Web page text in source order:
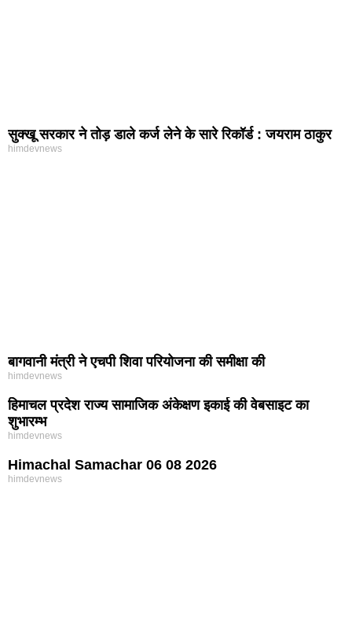
सुक्खू सरकार ने तोड़ डाले कर्ज लेने के सारे रिकॉर्ड : जयराम ठाकुर
himdevnews
बागवानी मंत्री ने एचपी शिवा परियोजना की समीक्षा की
himdevnews
हिमाचल प्रदेश राज्य सामाजिक अंकेक्षण इकाई की वेबसाइट का
शुभारम्भ
himdevnews
Himachal Samachar 06 08 2026
himdevnews